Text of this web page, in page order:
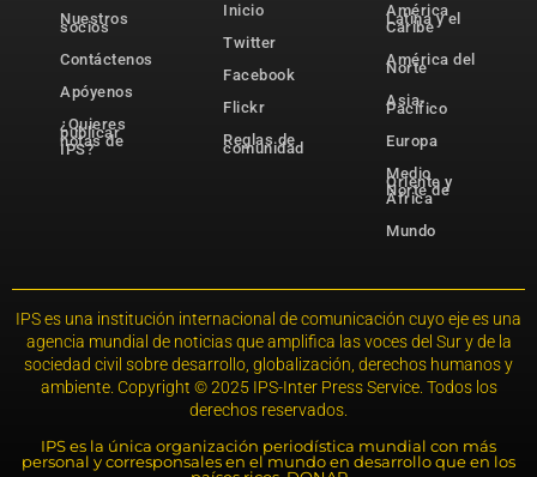
Nuestros
socios
Contáctenos
Apóyenos
¿Quieres
publicar
notas de
IPS?
Inicio
Twitter
Facebook
Flickr
Reglas de
comunidad
América
Latina y el
Caribe
América del
Norte
Asia-
Pacífico
Europa
Medio
Oriente y
Norte de
África
Mundo
IPS es una institución internacional de comunicación cuyo eje es una
agencia mundial de noticias que amplifica las voces del Sur y de la
sociedad civil sobre desarrollo, globalización, derechos humanos y
ambiente. Copyright © 2025 IPS-Inter Press Service. Todos los
derechos reservados.
IPS es la única organización periodística mundial con más
personal y corresponsales en el mundo en desarrollo que en los